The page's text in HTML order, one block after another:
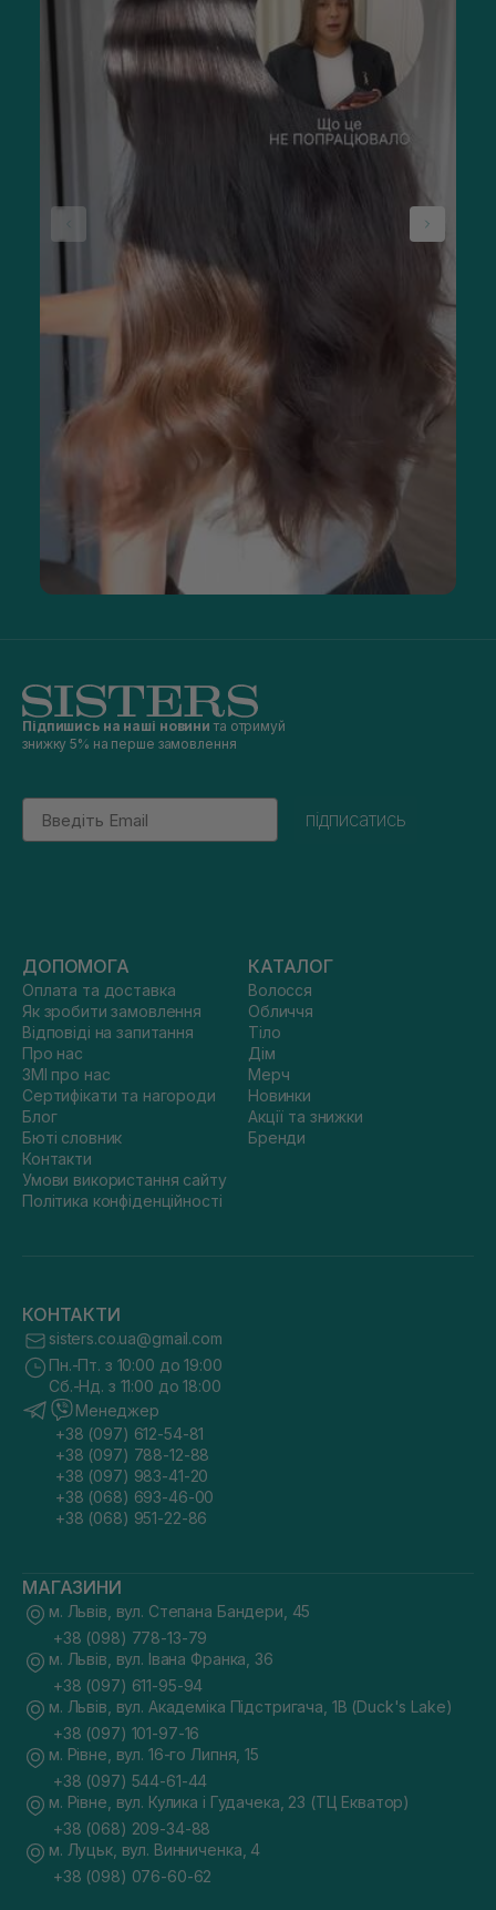
Підпишись на наші новини та отримуй
знижку 5% на перше замовлення
Email
підписатись
ДОПОМОГА
Оплата та доставка
Як зробити замовлення
Відповіді на запитання
Про нас
ЗМІ про нас
Сертифікати та нагороди
Блог
Бюті словник
Контакти
Умови використання сайту
Політика конфіденційності
КАТАЛОГ
Волосся
Обличчя
Тіло
Дім
Мерч
Новинки
Акції та знижки
Бренди
КОНТАКТИ
sisters.co.ua@gmail.com
Пн.-Пт. з 10:00 до 19:00
Сб.-Нд. з 11:00 до 18:00
Менеджер
+38 (097) 612-54-81
+38 (097) 788-12-88
+38 (097) 983-41-20
+38 (068) 693-46-00
+38 (068) 951-22-86
МАГАЗИНИ
м. Львів, вул. Степана Бандери, 45
+38 (098) 778-13-79
м. Львів, вул. Івана Франка, 36
+38 (097) 611-95-94
м. Львів, вул. Академіка Підстригача, 1В (Duck's Lake)
+38 (097) 101-97-16
м. Рівне, вул. 16-го Липня, 15
+38 (097) 544-61-44
м. Рівне, вул. Кулика і Гудачека, 23 (ТЦ Екватор)
+38 (068) 209-34-88
м. Луцьк, вул. Винниченка, 4
+38 (098) 076-60-62